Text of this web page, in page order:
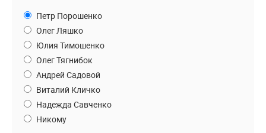
Петр Порошенко
Олег Ляшко
Юлия Тимошенко
Олег Тягнибок
Андрей Садовой
Виталий Кличко
Надежда Савченко
Никому